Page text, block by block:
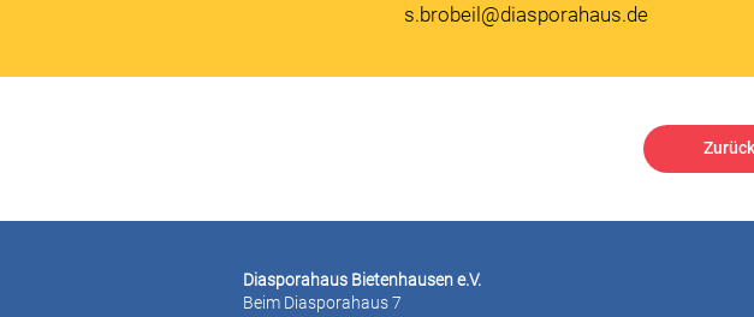
s.brobeil@diasporahaus.de
Diasporahaus Bietenhausen e.V.
Beim Diasporahaus 7